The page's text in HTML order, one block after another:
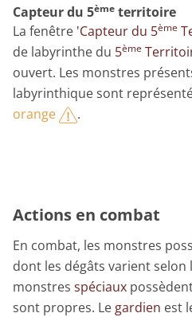
Capteur du 5ème territoire
La fenêtre 'Capteur du 5ème
de labyrinthe du 5ème
ouvert. Les monstres
labyrinthique sont
orange
.
Actions en combat
En combat, les monstres
dont les dégâts varient selon
monstres spéciaux
sont propres. Le gardien est